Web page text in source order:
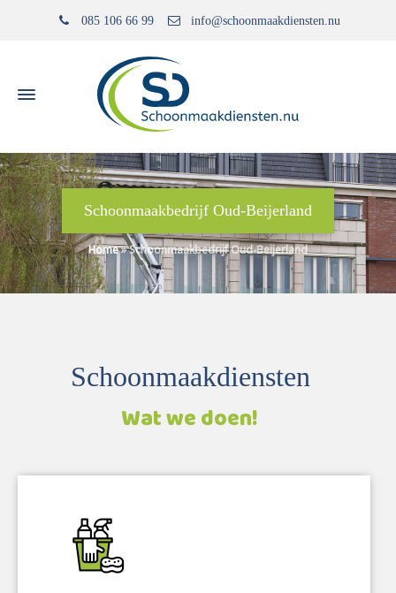
085 106 66 99 info@schoonmaakdiensten.nu
Schoonmaakbedrijf Oud-Beijerland
Home»Schoonmaakbedrijf Oud-Beijerland
Schoonmaakdiensten
Wat we doen!